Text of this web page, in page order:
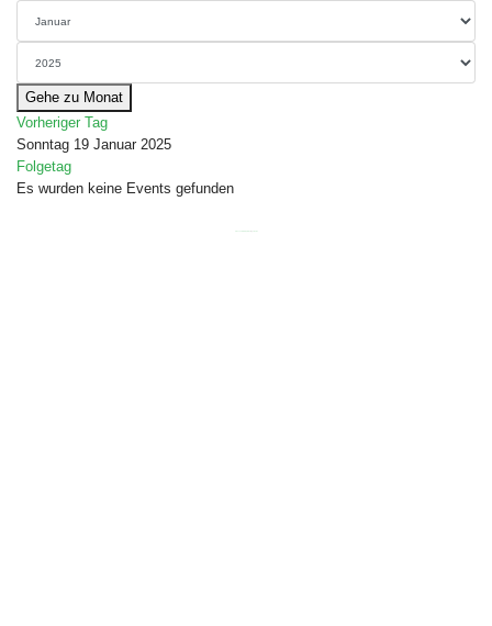
Gehe zu Monat
Vorheriger Tag
Sonntag 19 Januar 2025
Folgetag
Es wurden keine Events gefunden